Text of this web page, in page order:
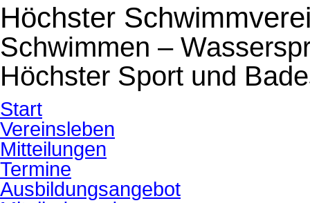
Höchster
Schwimmen –
Höchster Sport und
Start
Vereinsleben
Mitteilungen
Termine
Ausbildungsangebot